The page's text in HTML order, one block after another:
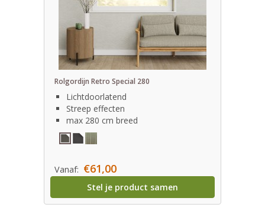
Rolgordijn Retro Special 280
Lichtdoorlatend
Streep effecten
max 280 cm breed
Vanaf: €61,00
Stel je product samen